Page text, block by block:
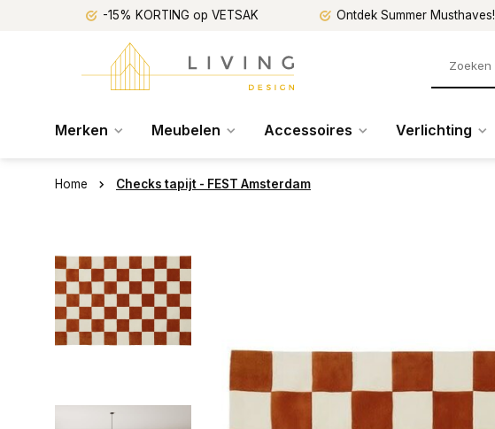
-15% KORTING op VETSAK Ontdek Summer Musthaves!
Merken Meubelen Accessoires Verlichting
Home Checks tapijt - FEST Amsterdam